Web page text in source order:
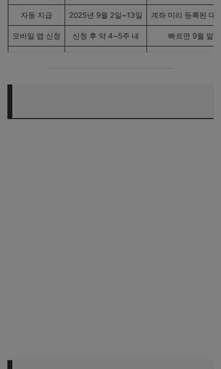
자동 지급 2025년 9월 2일~13일 계좌 미리 등록된 대
모바일 앱 신청 신청 후 약 4~5주 내 빠르면 9월 말